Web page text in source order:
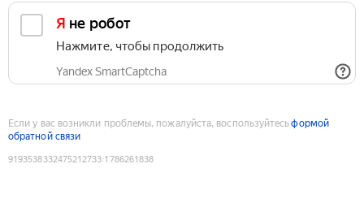
Я не робот
Нажмите, чтобы продолжить
Yandex SmartCaptcha
Если у вас возникли проблемы, пожалуйста, воспользуйтесьформой
обратной связи
9193538332475212733:1786261838